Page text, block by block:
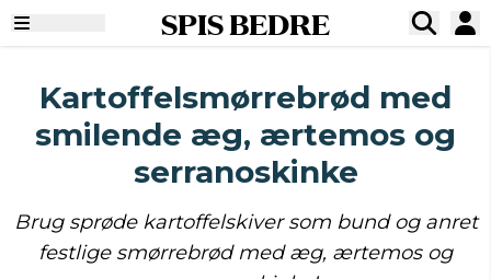
SPIS BEDRE
Kartoffelsmørrebrød med
smilende æg, ærtemos og
serranoskinke
Brug sprøde kartoffelskiver som bund og anret
festlige smørrebrød med æg, ærtemos og